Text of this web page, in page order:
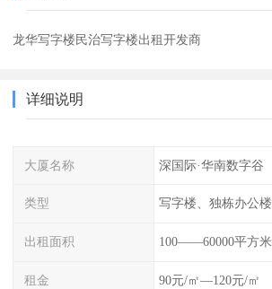
龙华写字楼民治写字楼出租开发商
详细说明
大厦名称 深国际·华南数字谷
类型 写字楼、独栋办公楼
出租面积 100——60000平方米
租金 90元/㎡—120元/㎡